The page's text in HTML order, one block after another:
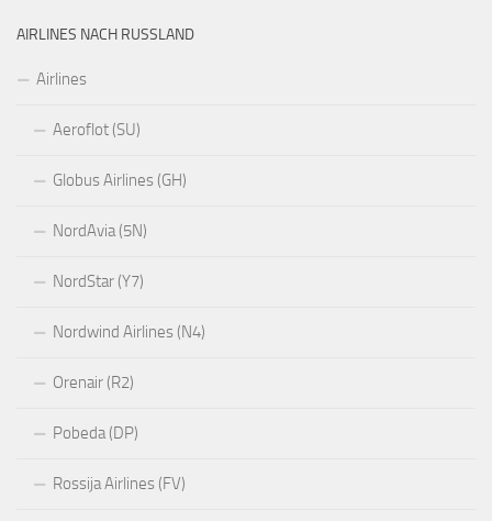
AIRLINES NACH RUSSLAND
Airlines
Aeroflot (SU)
Globus Airlines (GH)
NordAvia (5N)
NordStar (Y7)
Nordwind Airlines (N4)
Orenair (R2)
Pobeda (DP)
Rossija Airlines (FV)